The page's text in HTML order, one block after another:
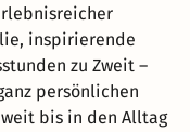
inspirierende
zu Zweit –
persönlichen
bis in den Alltag